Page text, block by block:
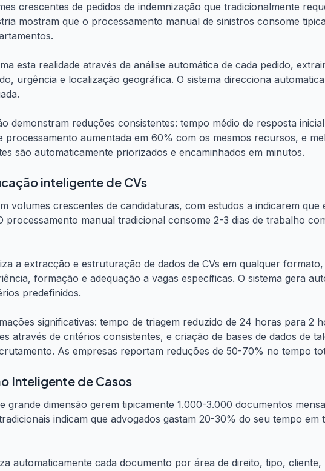
crescentes de pedidos de indemnização que tradicionalmente
mostram que o processamento manual de sinistros consome
esta realidade através da análise automática de cada pedido,
urgência e localização geográfica. O sistema direcciona
demonstram reduções consistentes: tempo médio de resposta
processamento aumentada em 60% com os mesmos recursos, e
são automaticamente priorizados e encaminhados em minutos.
inteligente de CVs
volumes crescentes de candidaturas, com estudos a indicarem que
processamento manual tradicional consome 2-3 dias de trabalho
a extracção e estruturação de dados de CVs em qualquer
formação e adequação a vagas específicas. O sistema gera
predefinidos.
significativas: tempo de triagem reduzido de 24 horas para 2
através de critérios consistentes, e criação de bases de dados de
As empresas reportam reduções de 50-70% no tempo
Inteligente de Casos
grande dimensão gerem tipicamente 1.000-3.000 documentos
indicam que advogados gastam 20-30% do seu tempo em
automaticamente cada documento por área de direito, tipo,